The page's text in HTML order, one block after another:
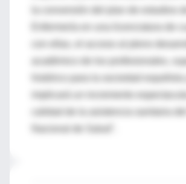
académico de los profesionales,
histórico para la sociedad española